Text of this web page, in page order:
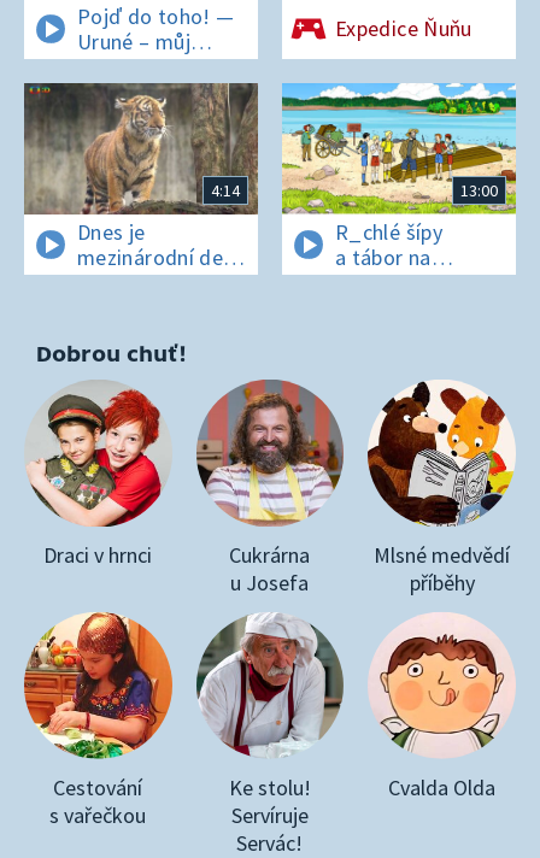
Pojď do toho! —
Uruné – můj
horský koník
Expedice Ňuňu
4:14
Dnes je
mezinárodní den
t_grů
13:00
R_chlé šípy
a tábor na
os_rově
Dobrou chuť!
Draci v hrnci
Cukrárna
u Josefa
Mlsné medvědí
příběhy
Cestování
s vařečkou
Ke stolu!
Servíruje
Servác!
Cvalda Olda